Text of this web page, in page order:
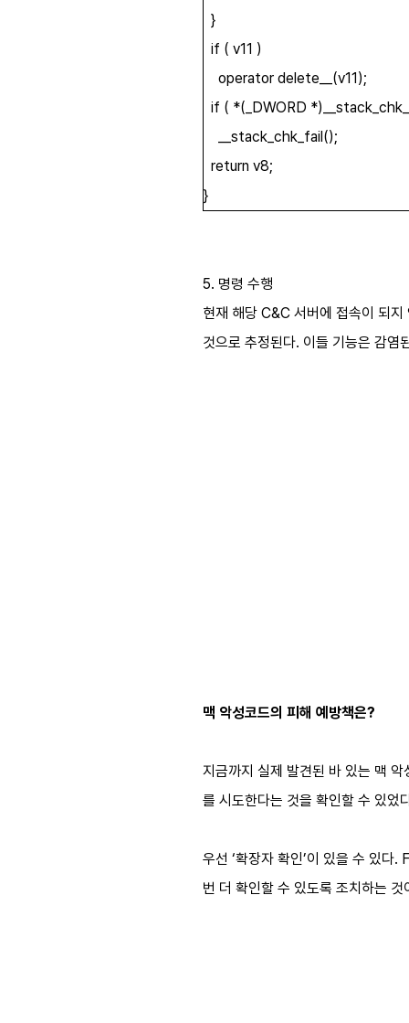
}
if ( v11 )
operator delete__(v11);
if ( *(_DWORD
__stack_chk_fail();
return v8;
}
5. 명령 수행
현재 해당 C&C 서버에 접속이 되
것으로 추정된다. 이들 기능은 감염
맥 악성코드의 피해 예방책은?
지금까지 실제 발견된 바 있는 맥
를 시도한다는 것을 확인할 수 있었
우선 ‘확장자 확인’이 있을 수 있다
번 더 확인할 수 있도록 조치하는 것